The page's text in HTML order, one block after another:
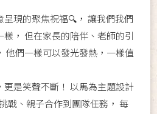
現的聚焦祝福🔍， 讓我們我們
， 但在家長的陪伴、老師的引
他們一樣可以發光發熱，一樣值
更是笑聲不斷！ 以馬為主題設計
戰、親子合作到團隊任務， 每